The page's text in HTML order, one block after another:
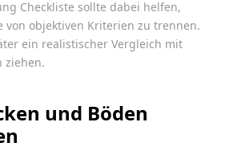
Checkliste sollte dabei helfen,
von objektiven Kriterien zu trennen.
ein realistischer Vergleich mit
ziehen.
und Böden